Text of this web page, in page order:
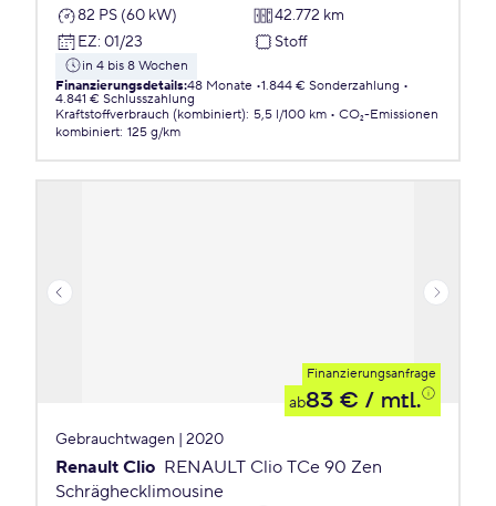
82 PS (60 kW)
42.772 km
EZ: 01/23 Stoff
in 4 bis 8 Wochen
Finanzierungsdetails:48 Monate 1.844 € Sonderzahlung
4.841 € Schlusszahlung
Kraftstoffverbrauch (kombiniert): 5,5 l/100 km
CO₂-Emissionen
kombiniert: 125 g/km
Finanzierungsanfrage
ab83 € / mtl.
Gebrauchtwagen | 2020
Renault Clio RENAULT Clio TCe 90 Zen
Schräghecklimousine